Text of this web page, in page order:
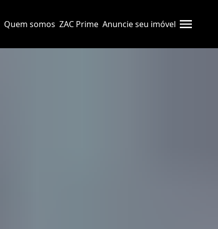
Quem somos ZAC Prime Anuncie seu imóvel